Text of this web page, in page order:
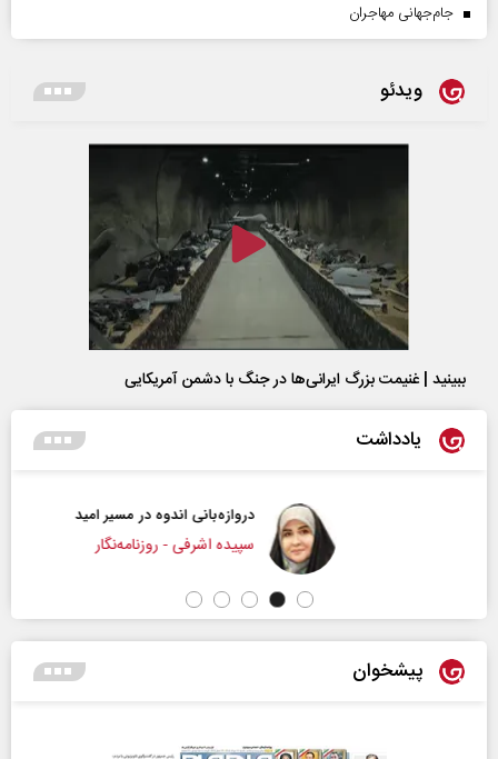
جام‌جهانی مهاجران
ویدئو
ببینید | غنیمت بزرگ ایرانی‌ها در جنگ با دشمن آمریکایی
یادداشت
دروازه‌بانی اندوه در مسیر امید
سپیده اشرفی - روزنامه‌نگار
پیشخوان